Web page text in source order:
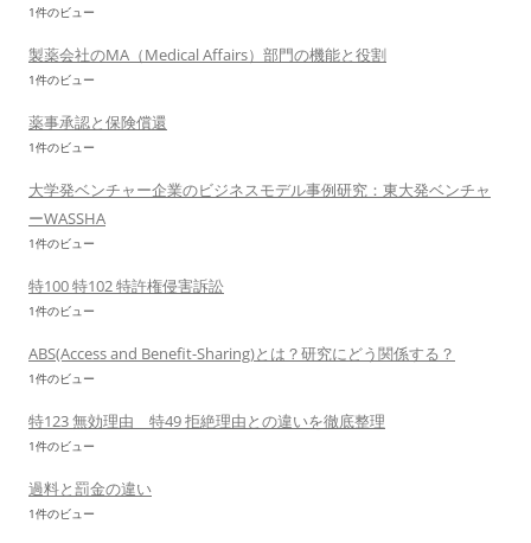
1件のビュー
製薬会社のMA（Medical Affairs）部門の機能と役割
1件のビュー
薬事承認と保険償還
1件のビュー
大学発ベンチャー企業のビジネスモデル事例研究：東大発ベンチャ
ーWASSHA
1件のビュー
特100 特102 特許権侵害訴訟
1件のビュー
ABS(Access and Benefit-Sharing)とは？研究にどう関係する？
1件のビュー
特123 無効理由 特49 拒絶理由との違いを徹底整理
1件のビュー
過料と罰金の違い
1件のビュー